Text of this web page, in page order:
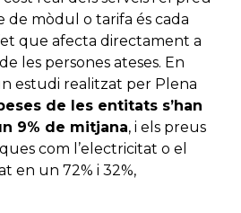
de mòdul o tarifa és cada
que afecta directament a
les persones ateses. En
estudi realitzat per Plena
de les entitats s’han
9% de mitjana, i els preus
com l’electricitat o el
en un 72% i 32%,